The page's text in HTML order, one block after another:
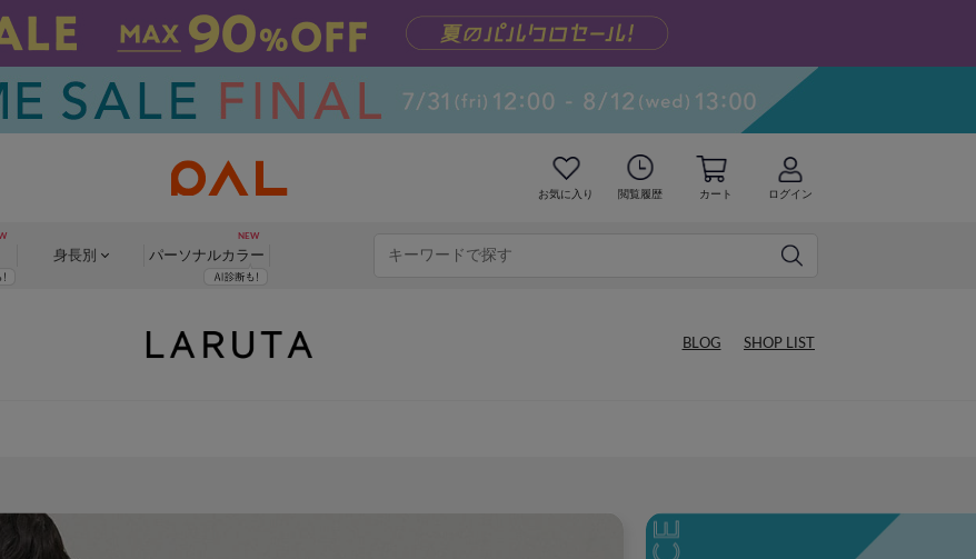
お気に入り 閲覧履歴 カート ログイン
身長別 パーソナルカラー
BLOG SHOP LIST